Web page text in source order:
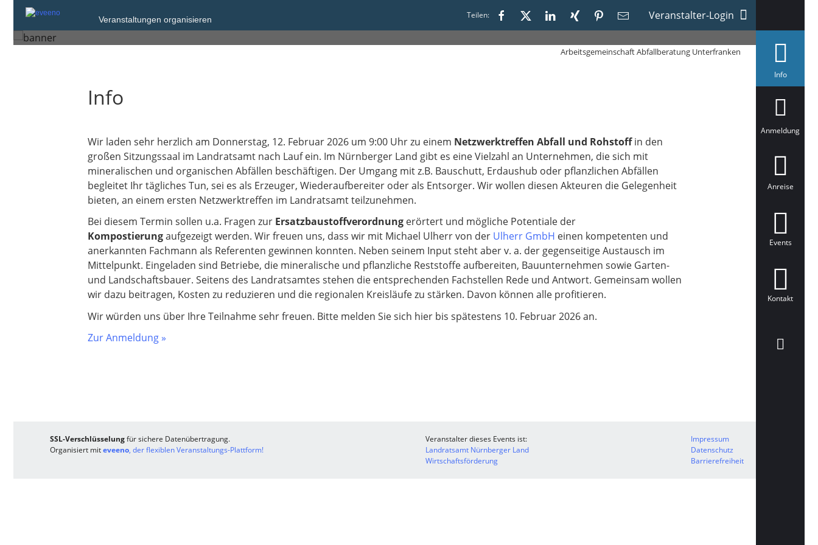
Veranstaltungen organisieren Teilen: Veranstalter-Login
Lauf an der Pegnitz
Arbeitsgemeinschaft Abfallberatung Unterfranken
Infoa
ä
t
Anmeldung
Anreise
Events
Kontakt
Info
Wir laden sehr herzlich am Donnerstag, 12. Februar 2026 um 9:00 Uhr zu einem Netzwerktreffen Abfall und Rohstoffin den
großen Sitzungssaal im Landratsamt nach Lauf ein. Im Nürnberger Land gibt es eine Vielzahl an Unternehmen, die sich mit
mineralischen und organischen Abfällen beschäftigen. Der Umgang mit z.B. Bauschutt, Erdaushub oder pflanzlichen Abfällen
begleitet Ihr tägliches Tun, sei es als Erzeuger, Wiederaufbereiter oder als Entsorger. Wir wollen diesen Akteuren die Gelegenheit
bieten, an einem ersten Netzwerktreffen im Landratsamt teilzunehmen.
Bei diesem Termin sollen u.a. Fragen zur Ersatzbaustoffverordnung erörtert und mögliche Potentiale der
Kompostierungaufgezeigt werden. Wir freuen uns, dass wir mit Michael Ulherr von der Ulherr GmbH einen kompetenten und
anerkannten Fachmann als Referenten gewinnen konnten. Neben seinem Input steht aber v. a. der gegenseitige Austausch im
Mittelpunkt. Eingeladen sind Betriebe, die mineralische und pflanzliche Reststoffe aufbereiten, Bauunternehmen sowie Garten-
und Landschaftsbauer. Seitens des Landratsamtes stehen die entsprechenden Fachstellen Rede und Antwort. Gemeinsam wollen
wir dazu beitragen, Kosten zu reduzieren und die regionalen Kreisläufe zu stärken. Davon können alle profitieren.
Wir würden uns über Ihre Teilnahme sehr freuen. Bitte melden Sie sich hier bis spätestens 10. Februar 2026 an.
Zur Anmeldung »
SSL-Verschlüsselungfür sichere Datenübertragung.
Organisiert miteveeno, der flexiblen Veranstaltungs-Plattform!
Veranstalter dieses Events ist:
Landratsamt Nürnberger Land
Wirtschaftsförderung
Impressum
Datenschutz
Barrierefreiheit